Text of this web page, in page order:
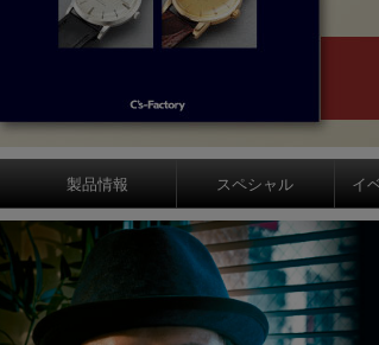
製品情報 スペシャル イ